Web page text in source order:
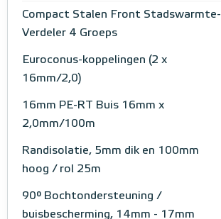
Compact Stalen Front Stadswarmte-
Verdeler 4 Groeps
Euroconus-koppelingen (2 x
16mm/2,0)
16mm PE-RT Buis 16mm x
2,0mm/100m
Randisolatie, 5mm dik en 100mm
hoog / rol 25m
90° Bochtondersteuning /
buisbescherming, 14mm - 17mm